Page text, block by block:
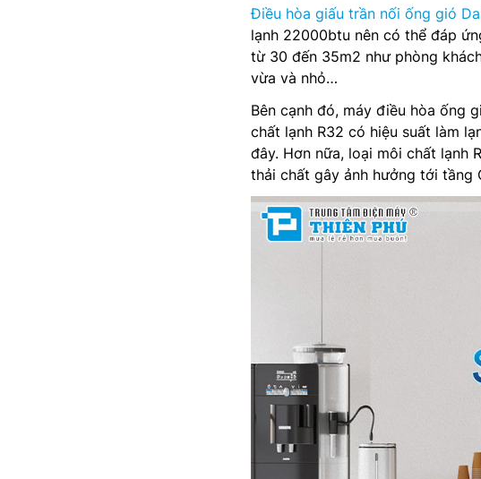
Điều hòa giấu trần nối ống gió
lạnh 22000btu nên có thể đáp
từ 30 đến 35m2 như phòng
vừa và nhỏ…
Bên cạnh đó, máy điều hòa ống
chất lạnh R32 có hiệu suất làm
đây. Hơn nữa, loại môi chất lạnh
thải chất gây ảnh hưởng tới tầng